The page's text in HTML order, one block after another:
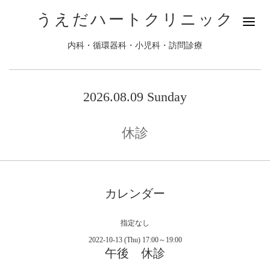
うえだハートクリニック
内科・循環器科・小児科・訪問診療
2026.08.09 Sunday
休診
カレンダー
指定なし
2022-10-13 (Thu) 17:00～19:00
午後 休診